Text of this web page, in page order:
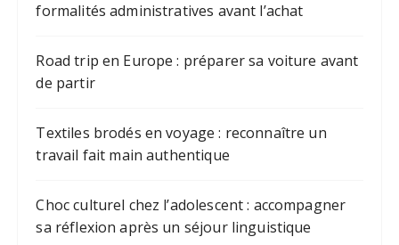
formalités administratives avant l’achat
Road trip en Europe : préparer sa voiture avant
de partir
Textiles brodés en voyage : reconnaître un
travail fait main authentique
Choc culturel chez l’adolescent : accompagner
sa réflexion après un séjour linguistique